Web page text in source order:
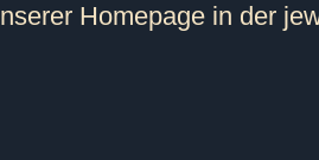
Homepage in der